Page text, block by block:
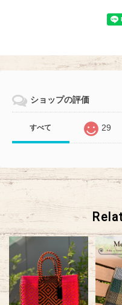
ショップの評価
すべて 29